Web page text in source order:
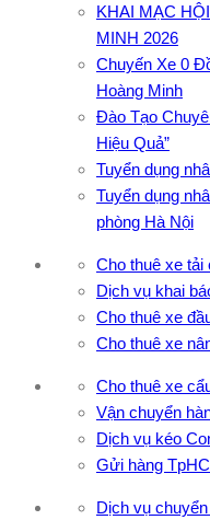
KHAI MẠC
MINH 2026
Chuyến Xe 0
Hoàng Minh
Đào Tạo
Hiệu Quả”
Tuyển dụng
Tuyển dụng
phòng Hà Nội
Cho thuê xe tải
Dịch vụ khai
Cho thuê xe
Cho thuê xe
Cho thuê xe
Vận chuyển
Dịch vụ kéo
Gửi hàng
Dịch vụ